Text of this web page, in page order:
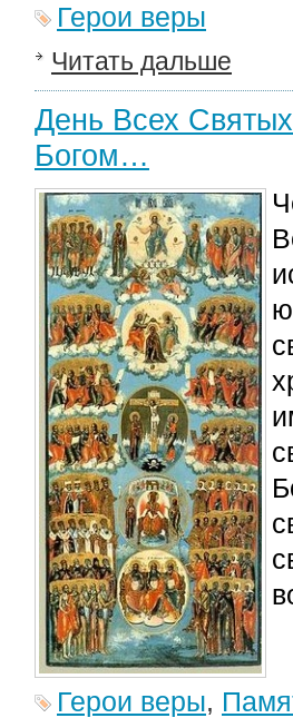
Герои веры
Читать дальше
День Всех
Богом…
Герои веры,